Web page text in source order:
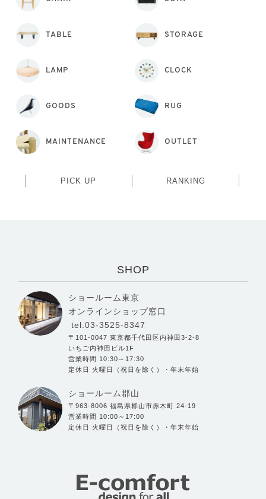
TABLE STORAGE
LAMP CLOCK
GOODS RUG
MAINTENANCE OUTLET
PICK UP RANKING
SHOP
ショールーム東京
オンラインショップ窓口
tel.03-3525-8347
〒101-0047 東京都千代田区内神田3-2-8
いちご内神田ビル1F
営業時間 10:30～17:30
定休日 火曜日（祝日を除く）・年末年始
ショールーム郡山
〒963-8006 福島県郡山市赤木町 24-19
営業時間 10:00～17:00
定休日 火曜日（祝日を除く）・年末年始